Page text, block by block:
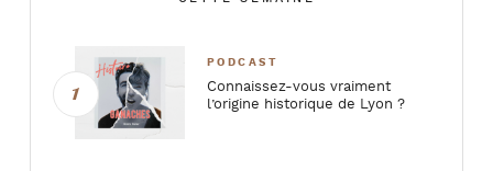
PODCAST
Connaissez-vous vraiment
l’origine historique de Lyon ?